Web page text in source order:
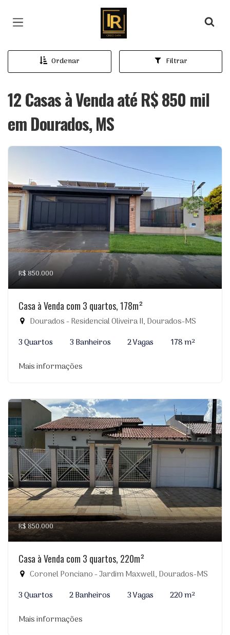
Página inicial
Ordenar Filtrar
12 Casas à Venda até R$ 850 mil
em Dourados, MS
R$ 850.000
Casa à Venda com 3 quartos, 178m²
Dourados - Residencial Oliveira II, Dourados-MS
3 Quartos
3 Banheiros 2 Vagas
178 m²
Mais informações
R$ 850.000
Casa à Venda com 3 quartos, 220m²
Coronel Ponciano - Jardim Maxwell, Dourados-MS
3 Quartos
2 Banheiros 3 Vagas
220 m²
Mais informações